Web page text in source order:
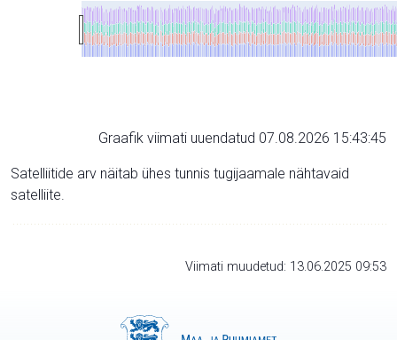
Graafik viimati uuendatud 07.08.2026 15:43:45
Satelliitide arv näitab ühes tunnis tugijaamale nähtavaid
satelliite.
Viimati muudetud: 13.06.2025 09:53